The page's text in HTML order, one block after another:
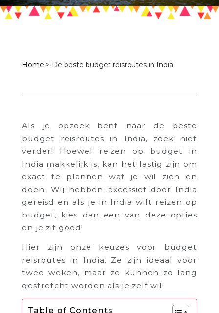
Home > De beste budget reisroutes in India
Als je opzoek bent naar de beste
budget reisroutes in India, zoek niet
verder! Hoewel reizen op budget in
India makkelijk is, kan het lastig zijn om
exact te plannen wat je wil zien en
doen. Wij hebben excessief door India
gereisd en als je in India wilt reizen op
budget, kies dan een van deze opties
en je zit goed!
Hier zijn onze keuzes voor budget
reisroutes in India. Ze zijn ideaal voor
twee weken, maar ze kunnen zo lang
gestretcht worden als je zelf wil!
Table of Contents